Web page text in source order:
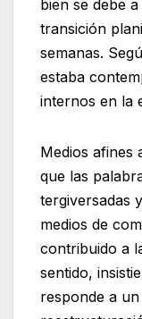
bien se debe
transición
semanas.
estaba
internos en la
Medios afines
que las
tergiversadas
medios de
contribuido a
sentido,
responde a